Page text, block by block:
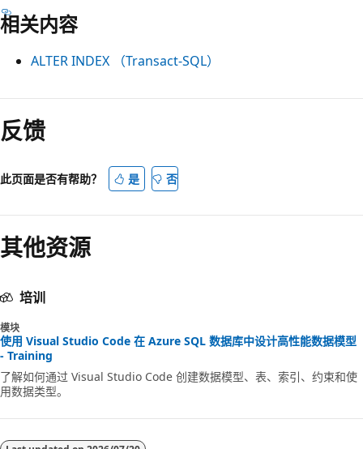
相关内容
ALTER INDEX （Transact-SQL）
反馈
此页面是否有帮助？ 是 否
其他资源
培训
模块
使用 Visual Studio Code 在 Azure SQL 数据库中设计高性能数据模型
- Training
了解如何通过 Visual Studio Code 创建数据模型、表、索引、约束和使
用数据类型。